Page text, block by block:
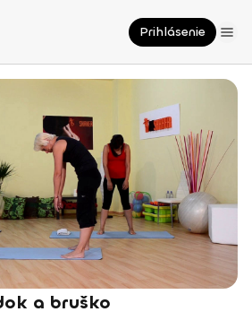
Prihlásenie
a bruško